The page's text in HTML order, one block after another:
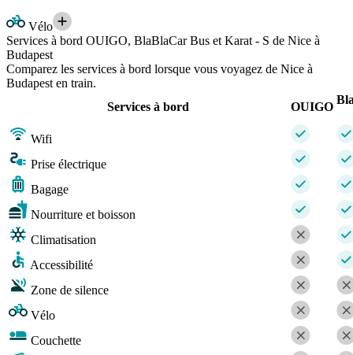
Vélo
Services à bord OUIGO, BlaBlaCar Bus et Karat - S de Nice à
Budapest
Comparez les services à bord lorsque vous voyagez de Nice à
Budapest en train.
Services à bord
OUIGO
Wifi
Prise électrique
Bagage
Nourriture et boisson
Climatisation
Accessibilité
Zone de silence
Vélo
Couchette